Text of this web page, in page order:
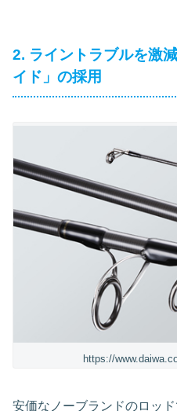
2. ライントラブルを激
イド」の採用
https://
安価なノーブランドのロッ